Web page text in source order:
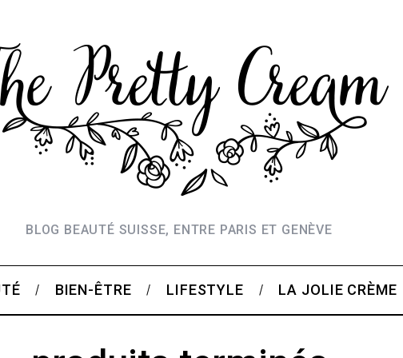
BLOG BEAUTÉ SUISSE, ENTRE PARIS ET GENÈVE
BIEN-ÊTRE LIFESTYLE LA JOLIE CRÈME